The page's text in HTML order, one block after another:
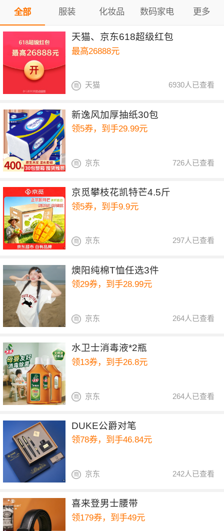
全部 服装 化妆品 数码家电 更多
天猫、京东618超级红包
最高26888元
6930人已查看
天猫
新逸风加厚抽纸30包
领5券，到手29.99元
726人已查看
京东
京觅攀枝花凯特芒4.5斤
领5券，到手9.9元
297人已查看
京东
燠阳纯棉T恤任选3件
领29券，到手28.99元
264人已查看
京东
水卫士消毒液*2瓶
领13券，到手26.8元
264人已查看
京东
DUKE公爵对笔
领78券，到手46.84元
242人已查看
京东
喜来登男士腰带
领179券，到手49元